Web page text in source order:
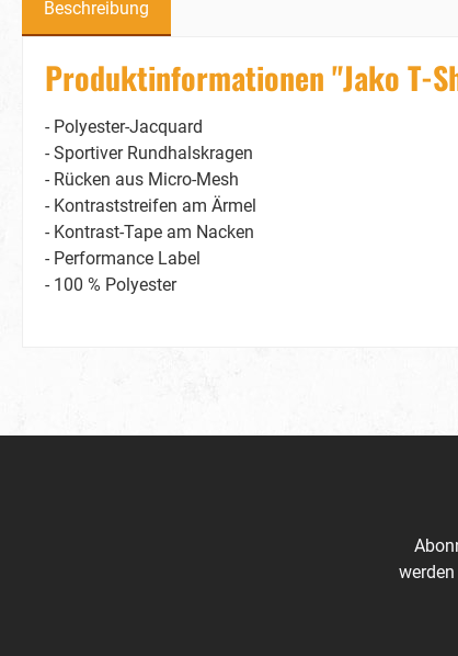
Beschreibung
Produktinformationen "Jako T-
- Polyester-Jacquard
- Sportiver Rundhalskragen
- Rücken aus Micro-Mesh
- Kontraststreifen am Ärmel
- Kontrast-Tape am Nacken
- Performance Label
- 100 % Polyester